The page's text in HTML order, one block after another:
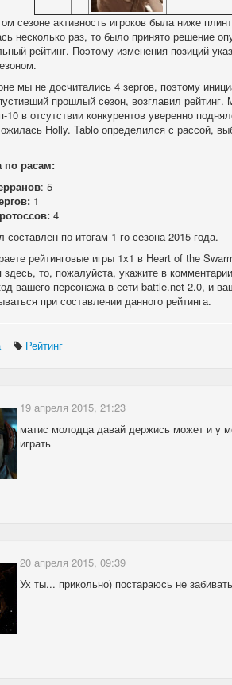
сезоне активность игроков была ниже
несколько раз, то было принято решение
рейтинг. Поэтому изменения позиций
мы не досчитались 4 зергов, поэтому
прошлый сезон, возглавил рейтинг.
10 в отсутствии конкурентов уверенно
Holly. Tablo определился с рассой,
по расам:
: 5
1
4
составлен по итогам 1-го сезона 2015 года.
рейтинговые игры 1х1 в Heart of the
то, пожалуйста, укажите в
вашего персонажа в сети battle.net 2.0, и
при составлении данного рейтинга.
Рейтинг
19 апреля 2015, 21:23
матис молодца давай держись может и у
играть
20 апреля 2015, 09:39
Ух ты... прикольно) постараюсь не